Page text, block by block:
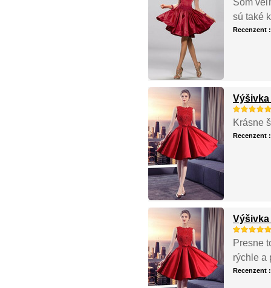
sú také
Recenzent
Výšivka
Krásne
Recenzent
Výšivka
Presne
rýchle a
Recenzent